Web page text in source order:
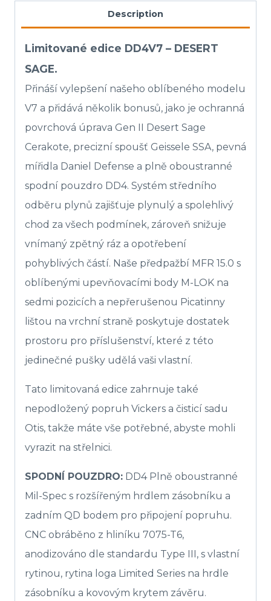
Description
Limitované edice DD4V7 – DESERT
SAGE.
Přináší vylepšení našeho oblíbeného modelu
V7 a přidává několik bonusů, jako je ochranná
povrchová úprava Gen II Desert Sage
Cerakote, precizní spoušť Geissele SSA, pevná
mířidla Daniel Defense a plně oboustranné
spodní pouzdro DD4. Systém středního
odběru plynů zajišťuje plynulý a spolehlivý
chod za všech podmínek, zároveň snižuje
vnímaný zpětný ráz a opotřebení
pohyblivých částí. Naše předpažbí MFR 15.0 s
oblíbenými upevňovacími body M-LOK na
sedmi pozicích a nepřerušenou Picatinny
lištou na vrchní straně poskytuje dostatek
prostoru pro příslušenství, které z této
jedinečné pušky udělá vaši vlastní.
Tato limitovaná edice zahrnuje také
nepodložený popruh Vickers a čisticí sadu
Otis, takže máte vše potřebné, abyste mohli
vyrazit na střelnici.
SPODNÍ POUZDRO: DD4 Plně oboustranné
Mil-Spec s rozšířeným hrdlem zásobníku a
zadním QD bodem pro připojení popruhu.
CNC obráběno z hliníku 7075-T6,
anodizováno dle standardu Type III, s vlastní
rytinou, rytina loga Limited Series na hrdle
zásobníku a kovovým krytem závěru.